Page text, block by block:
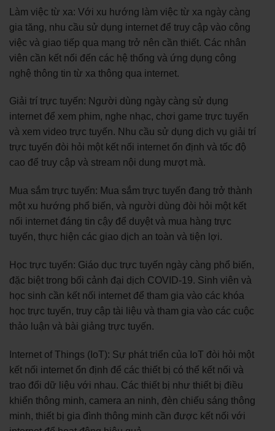
Làm việc từ xa: Với xu hướng làm việc từ xa ngày càng
gia tăng, nhu cầu sử dụng internet để truy cập vào công
việc và giao tiếp qua mạng trở nên cần thiết. Các nhân
viên cần kết nối đến các hệ thống và ứng dụng công
nghệ thông tin từ xa thông qua internet.
Giải trí trực tuyến: Người dùng ngày càng sử dụng
internet để xem phim, nghe nhạc, chơi game trực tuyến
và xem video trực tuyến. Nhu cầu sử dụng dịch vụ giải trí
trực tuyến đòi hỏi một kết nối internet ổn định và tốc độ
cao để truy cập và stream nội dung mượt mà.
Mua sắm trực tuyến: Mua sắm trực tuyến đang trở thành
một xu hướng phổ biến, và người dùng đòi hỏi một kết
nối internet đáng tin cậy để duyệt và mua hàng trực
tuyến, thực hiện các giao dịch an toàn và tiện lợi.
Học trực tuyến: Giáo dục trực tuyến ngày càng phổ biến,
đặc biệt trong bối cảnh đại dịch COVID-19. Sinh viên và
học sinh cần kết nối internet để tham gia vào các khóa
học trực tuyến, truy cập tài liệu và tham gia vào các cuộc
thảo luận và bài giảng trực tuyến.
Internet of Things (IoT): Sự phát triển của IoT đòi hỏi một
kết nối internet ổn định để các thiết bị có thể kết nối và
trao đổi dữ liệu với nhau. Các thiết bị như thiết bị điều
khiển thông minh, camera an ninh, đèn chiếu sáng thông
minh, thiết bị gia đình thông minh cần được kết nối với